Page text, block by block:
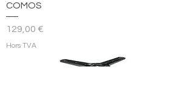
COMOS
Prix
129,00 €
Hors TVA